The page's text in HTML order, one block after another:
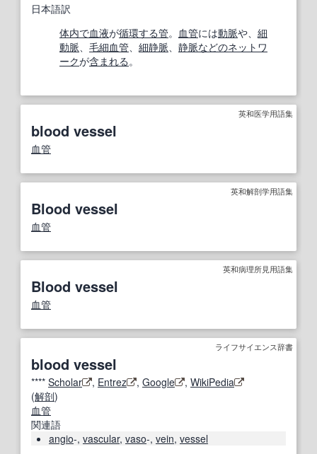
日本語訳
体内で血液が循環する管。 血管には動脈や、 細
動脈
毛細血管 細静脈 静脈などのネットワ
ークが含まれる 。
英和医学用語集
blood vessel
血管
英和解剖学用語集
Blood vessel
血管
英和病理所見用語集
Blood vessel
血管
ライフサイエンス辞書
blood vessel
**** Scholar , Entrez , Google , WikiPedia
(解剖)
血管
関連語
angio-, vascular, vaso-, vein, vessel